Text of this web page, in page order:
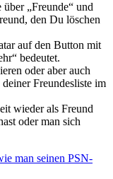
„Freunde“ und
den Du löschen
auf den Button mit
bedeutet.
oder aber auch
Freundesliste im
wieder als Freund
oder man sich
man seinen PSN-